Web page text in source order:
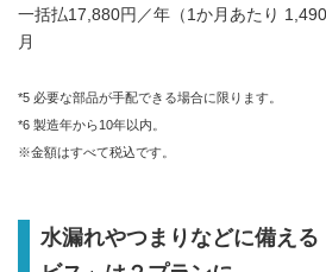
一括払17,880円／年（1か月あたり
月
*5 必要な部品が手配できる場合に限ります。
*6 製造年から10年以内。
※金額はすべて税込です。
水漏れやつまりなどに備え